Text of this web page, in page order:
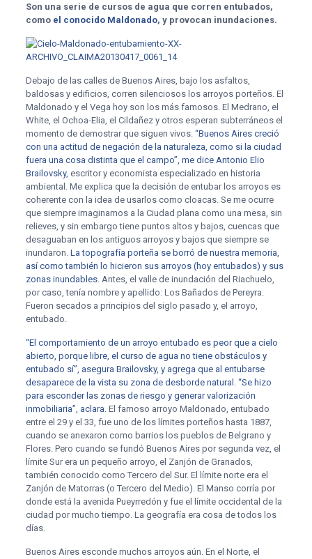
Son una serie de cursos de agua que corren entubados,
como el conocido Maldonado, y provocan inundaciones.
Debajo de las calles de Buenos Aires, bajo los asfaltos,
baldosas y edificios, corren silenciosos los arroyos porteños. El
Maldonado y el Vega hoy son los más famosos. El Medrano, el
White, el Ochoa-Elia, el Cildañez y otros esperan subterráneos el
momento de demostrar que siguen vivos. “Buenos Aires creció
con una actitud de negación de la naturaleza, como si la ciudad
fuera una cosa distinta que el campo”, me dice Antonio Elio
Brailovsky, escritor y economista especializado en historia
ambiental. Me explica que la decisión de entubar los arroyos es
coherente con la idea de usarlos como cloacas. Se me ocurre
que siempre imaginamos a la Ciudad plana como una mesa, sin
relieves, y sin embargo tiene puntos altos y bajos, cuencas que
desaguaban en los antiguos arroyos y bajos que siempre se
inundaron. La topografía porteña se borró de nuestra memoria,
así como también lo hicieron sus arroyos (hoy entubados) y sus
zonas inundables. Antes, el valle de inundación del Riachuelo,
por caso, tenía nombre y apellido: Los Bañados de Pereyra.
Fueron secados a principios del siglo pasado y, el arroyo,
entubado.
“El comportamiento de un arroyo entubado es peor que a cielo
abierto, porque libre, el curso de agua no tiene obstáculos y
entubado sí”, asegura Brailovsky, y agrega que al entubarse
desaparece de la vista su zona de desborde natural. “Se hizo
para esconder las zonas de riesgo y generar valorización
inmobiliaria”, aclara.El famoso arroyo Maldonado, entubado
entre el 29 y el 33, fue uno de los límites porteños hasta 1887,
cuando se anexaron como barrios los pueblos de Belgrano y
Flores. Pero cuando se fundó Buenos Aires por segunda vez, el
límite Sur era un pequeño arroyo, el Zanjón de Granados,
también conocido como Tercero del Sur. El límite norte era el
Zanjón de Matorras (o Tercero del Medio). El Manso corría por
donde está la avenida Pueyrredón y fue el límite occidental de la
ciudad por mucho tiempo. La geografía era cosa de todos los
días.
Buenos Aires esconde muchos arroyos aún. En el Norte, el